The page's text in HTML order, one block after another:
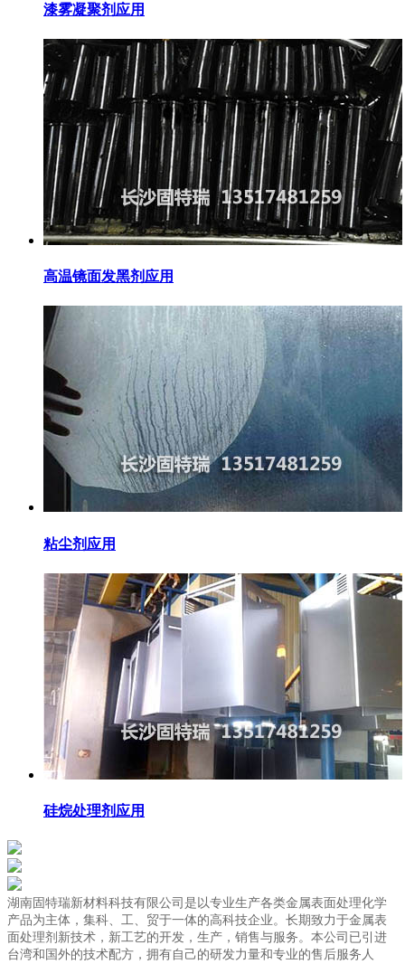
漆雾凝聚剂应用
高温镜面发黑剂应用
粘尘剂应用
硅烷处理剂应用
湖南固特瑞新材料科技有限公司是以专业生产各类金属表面处理化学
产品为主体，集科、工、贸于一体的高科技企业。长期致力于金属表
面处理剂新技术，新工艺的开发，生产，销售与服务。本公司已引进
台湾和国外的技术配方，拥有自己的研发力量和专业的售后服务人